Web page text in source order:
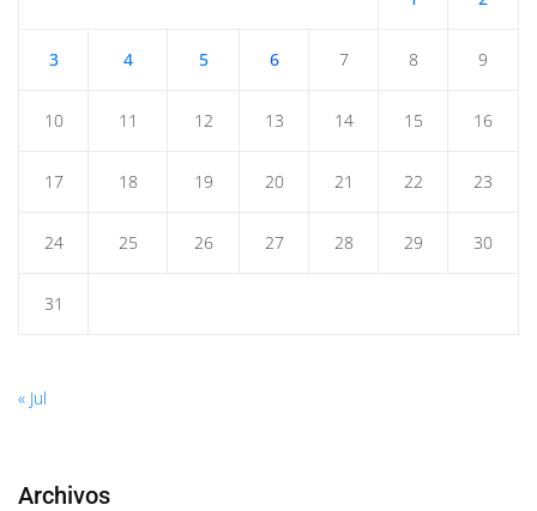
3 4 5 6 7 8 9
10 11 12 13 14 15 16
17 18 19 20 21 22 23
24 25 26 27 28 29 30
31
« Jul
Archivos